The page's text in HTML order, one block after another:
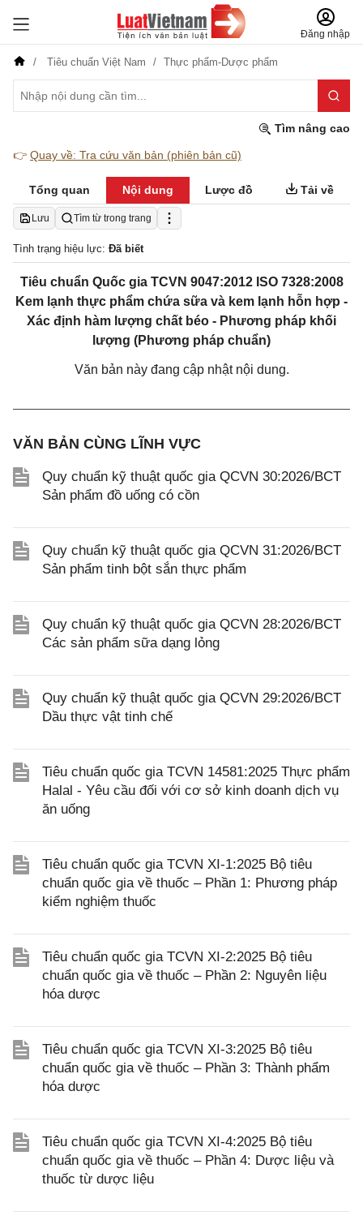
Đăng nhập
Tiêu chuẩn Việt Nam Thực phẩm-Dược phẩm
Tìm nâng cao
👉 Quay về: Tra cứu văn bản (phiên bản cũ)
Tổng quan Nội dung Lược đồ Tải về
Lưu Tìm từ trong trang
Tình trạng hiệu lực: Đã biết
Tiêu chuẩn Quốc gia TCVN 9047:2012 ISO 7328:2008
Kem lạnh thực phẩm chứa sữa và kem lạnh hỗn hợp -
Xác định hàm lượng chất béo - Phương pháp khối
lượng (Phương pháp chuẩn)
Văn bản này đang cập nhật nội dung.
VĂN BẢN CÙNG LĨNH VỰC
Quy chuẩn kỹ thuật quốc gia QCVN 30:2026/BCT
Sản phẩm đồ uống có cồn
Quy chuẩn kỹ thuật quốc gia QCVN 31:2026/BCT
Sản phẩm tinh bột sắn thực phẩm
Quy chuẩn kỹ thuật quốc gia QCVN 28:2026/BCT
Các sản phẩm sữa dạng lỏng
Quy chuẩn kỹ thuật quốc gia QCVN 29:2026/BCT
Dầu thực vật tinh chế
Tiêu chuẩn quốc gia TCVN 14581:2025 Thực phẩm
Halal - Yêu cầu đối với cơ sở kinh doanh dịch vụ
ăn uống
Tiêu chuẩn quốc gia TCVN XI-1:2025 Bộ tiêu
chuẩn quốc gia về thuốc – Phần 1: Phương pháp
kiểm nghiệm thuốc
Tiêu chuẩn quốc gia TCVN XI-2:2025 Bộ tiêu
chuẩn quốc gia về thuốc – Phần 2: Nguyên liệu
hóa dược
Tiêu chuẩn quốc gia TCVN XI-3:2025 Bộ tiêu
chuẩn quốc gia về thuốc – Phần 3: Thành phẩm
hóa dược
Tiêu chuẩn quốc gia TCVN XI-4:2025 Bộ tiêu
chuẩn quốc gia về thuốc – Phần 4: Dược liệu và
thuốc từ dược liệu